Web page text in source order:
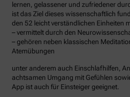
lernen, gelassener und zufriedener
ist das Ziel dieses wissenschaftlich
den 52 leicht verständlichen Einheiten
– vermittelt durch den
– gehören neben klassischen
Atemübungen
unter anderem auch Einschlafhilfen,
achtsamen Umgang mit Gefühlen
App ist auch für Einsteiger geeignet.